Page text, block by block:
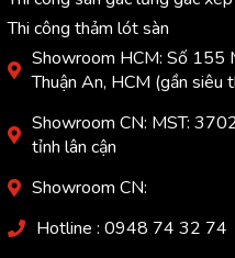
Thi công thảm lót sàn
Showroom HCM: Số 155
Thuận An, HCM (gần siêu
Showroom CN: MST:
tỉnh lân cận
Showroom CN:
Hotline : 0948 74 32 74